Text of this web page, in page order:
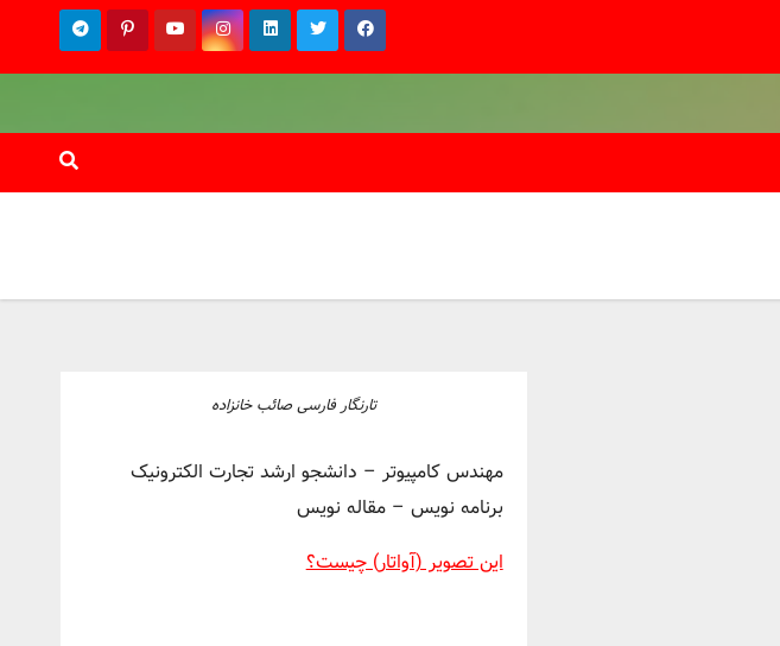
تارنگار فارسی صائب خانزاده
مهندس کامپیوتر – دانشجو ارشد تجارت الکترونیک
برنامه نویس – مقاله نویس
این تصویر (آواتار) چیست؟